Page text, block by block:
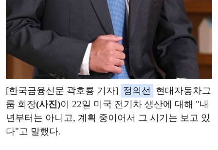
[한국금융신문 곽호룡 기자] 정의선
현대자동차그
룹 회장(사진)이 22일 미국 전기차 생산에 대해 "내
년부터는 아니고, 계획 중이어서 그 시기는 보고 있
다"고 말했다.